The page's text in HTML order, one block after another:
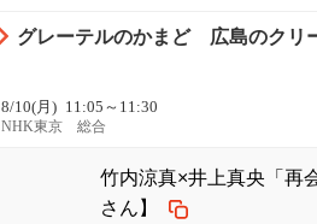
グレーテルのかまど 広島のクリ
8/10(月) 11:05～11:30
NHK東京 総合
竹内涼真×井上真央「再
さん】